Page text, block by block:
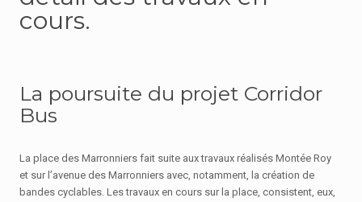
cours.
La poursuite du projet Corridor
Bus
La place des Marronniers fait suite aux travaux réalisés Montée Roy
et sur l’avenue des Marronniers avec, notamment, la création de
bandes cyclables. Les travaux en cours sur la place, consistent, eux,